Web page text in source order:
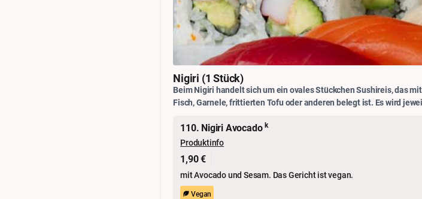
Nigiri (1 Stück)
Beim Nigiri handelt sich um ein ovales Stückchen Sushireis, das
Fisch, Garnele, frittierten Tofu oder anderen belegt ist. Es wird
110. Nigiri Avocadok
Produktinfo
1,90 €
mit Avocado und Sesam. Das Gericht ist vegan.
Vegan